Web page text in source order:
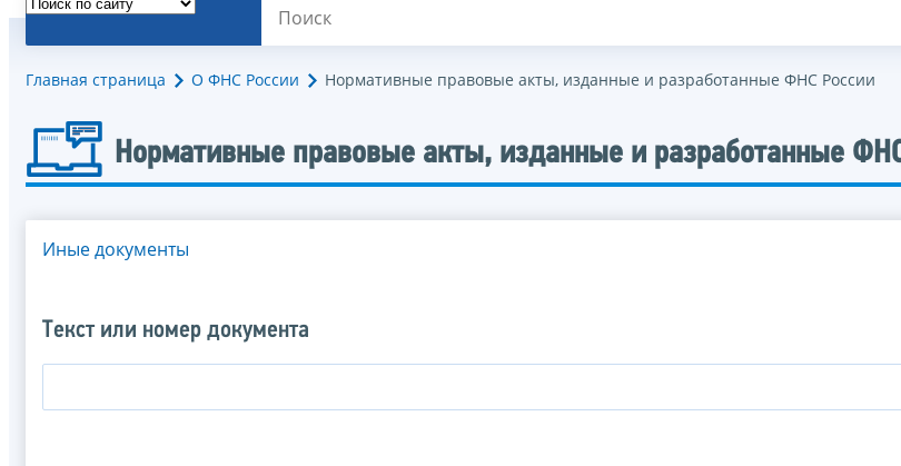
Главная страница О ФНС России Нормативные правовые акты, изданные и разработанные ФНС России
Нормативные правовые акты, изданные и разработанные
Иные документы
Текст или номер документа